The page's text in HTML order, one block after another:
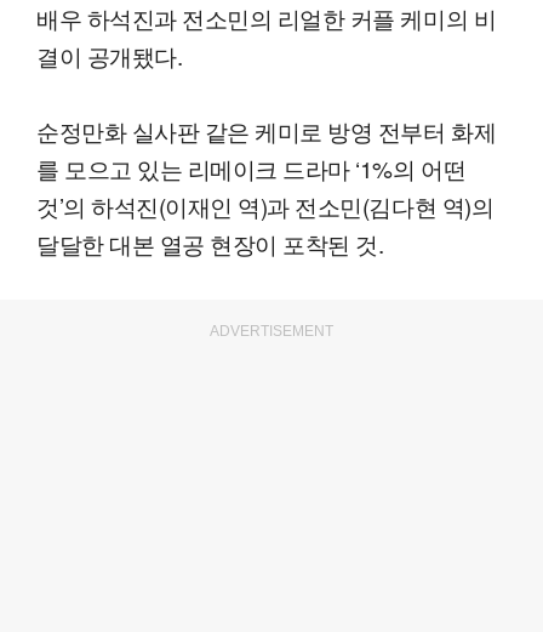
배우 하석진과 전소민의 리얼한 커플 케미의 비
결이 공개됐다.
순정만화 실사판 같은 케미로 방영 전부터 화제
를 모으고 있는 리메이크 드라마 ‘1%의 어떤
것’의 하석진(이재인 역)과 전소민(김다현 역)의
달달한 대본 열공 현장이 포착된 것.
ADVERTISEMENT